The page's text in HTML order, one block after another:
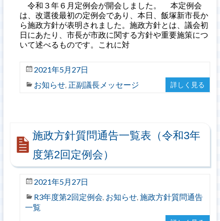
令和３年６月定例会が開会しました。 本定例会
は、改選後最初の定例会であり、本日、飯塚新市長か
ら施政方針が表明されました。施政方針とは、議会初
日にあたり、市長が市政に関する方針や重要施策につ
いて述べるものです。これに対
2021年5月27日
お知らせ, 正副議長メッセージ 詳しく見る
施政方針質問通告一覧表（令和3年
度第2回定例会）
2021年5月27日
R3年度第2回定例会, お知らせ, 施政方針質問通告
一覧